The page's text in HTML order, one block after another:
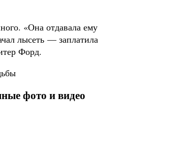
«Она отдавала ему
лысеть — заплатила
Форд.
фото и видео